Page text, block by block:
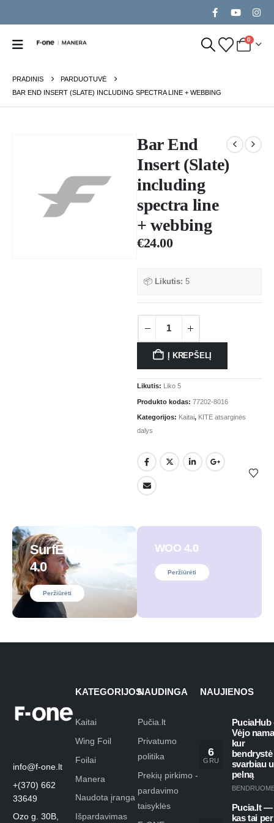
0
PRADINIS
PARDUOTUVĖ
BAR END INSERT (SLATE) INCLUDING SPECTRA LINE + WEBBING
Bar End
Insert (Slate)
including
spectra line
+ webbing
€24.00
📦 Likutis: 5
Į KREPŠELĮ
Likutis: Liko 5
Produkto kodas: 77202-8016
Kategorijos: Kaitai, KITE atsarginės
dalys
SurfEars
4.0
Peržiūrėti
WOO 4.0
Peržiūrėti
info@f-one.lt
+(370) 662
33649
Ozo g. 30B,
KATEGORIJOS
Kaitai
Wing Foil
Foilai
Manera
Naudota įranga
Išpardavimas
NAUDINGA
Pučia.lt
Privatumo
politika
Prekių pirkimo -
pardavimo
taisyklės
NAUJIENOS
6
GRU
PuciaHub
Vėjo
kur
bendrystė
svarbiau
pelną
Pucia.lt —
kas tai per